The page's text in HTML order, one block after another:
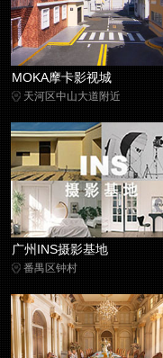
MOKA摩卡影视城
天河区中山大道附近
广州INS摄影基地
番禺区钟村